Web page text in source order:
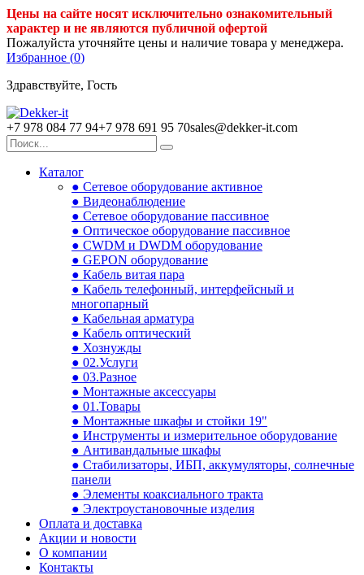
Цены на сайте носят исключительно ознакомительный
характер и не являются публичной офертой
Пожалуйста уточняйте цены и наличие товара у менеджера.
Избранное (0)
Здравствуйте, Гость
+7 978 084 77 94+7 978 691 95 70sales@dekker-it.com
Каталог
● Сетевое оборудование активное
● Видеонаблюдение
● Сетевое оборудование пассивное
● Оптическое оборудование пассивное
● CWDM и DWDM оборудование
● GEPON оборудование
● Кабель витая пара
● Кабель телефонный, интерфейсный и
многопарный
● Кабельная арматура
● Кабель оптический
● Хознужды
● 02.Услуги
● 03.Разное
● Монтажные аксессуары
● 01.Товары
● Монтажные шкафы и стойки 19"
● Инструменты и измерительное оборудование
● Антивандальные шкафы
● Стабилизаторы, ИБП, аккумуляторы, солнечные
панели
● Элементы коаксиального тракта
● Электроустановочные изделия
Оплата и доставка
Акции и новости
О компании
Контакты